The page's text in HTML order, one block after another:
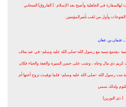
لهالسفارة في الجاهلية وأصبح بعد الإسلام : ( الفاروق) الصحابي
وأول من لقب بأميرالمؤمنين .
،يجتمع نسبه مع رسول الله-صلى الله عليه وسلم- في عبد مناف
كريم ذي مال وجاه ، وشب على حسن السيرة والعفة والحياء فكان
رسول الله -صلى الله عليه وسلم- فلما توفيـت تزوج أختها أم
ولذلك سمي
( ذي النورين)